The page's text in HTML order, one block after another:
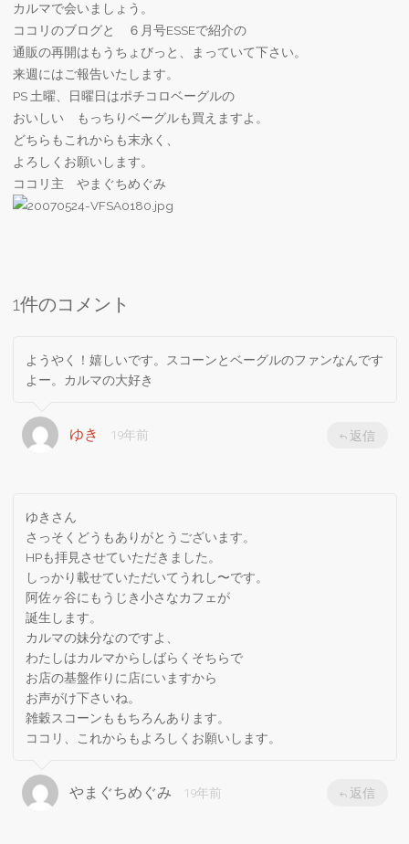
カルマで会いましょう。
ココリのブログと ６月号ESSEで紹介の
通販の再開はもうちょびっと、まっていて下さい。
来週にはご報告いたします。
PS 土曜、日曜日はポチコロベーグルの
おいしい もっちりベーグルも買えますよ。
どちらもこれからも末永く、
よろしくお願いします。
ココリ主 やまぐちめぐみ
1件のコメント
ようやく！嬉しいです。スコーンとベーグルのファンなんです
よー。カルマの大好き
ゆき 19年前 返信
ゆきさん
さっそくどうもありがとうございます。
HPも拝見させていただきました。
しっかり載せていただいてうれし〜です。
阿佐ヶ谷にもうじき小さなカフェが
誕生します。
カルマの妹分なのですよ、
わたしはカルマからしばらくそちらで
お店の基盤作りに店にいますから
お声がけ下さいね。
雑穀スコーンももちろんあります。
ココリ、これからもよろしくお願いします。
やまぐちめぐみ 19年前 返信